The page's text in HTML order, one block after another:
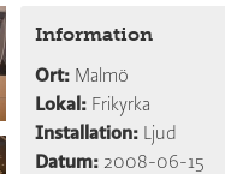
Information
Ort: Malmö
Lokal: Frikyrka
Installation: Ljud
Datum: 2008-06-15